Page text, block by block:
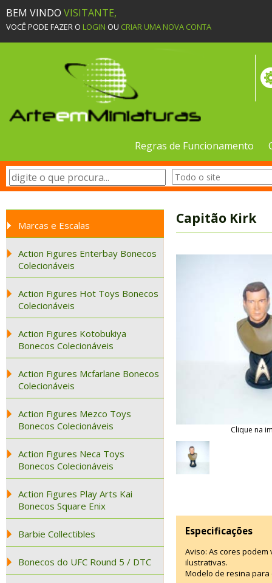
BEM VINDO VISITANTE,
VOCÊ PODE FAZER O LOGIN OU CRIAR UMA NOVA CONTA
Regras de Funcionamento
Marcas e Escalas
Action Figures Enterbay Bonecos
Colecionáveis
Action Figures Hot Toys Bonecos
Colecionáveis
Action Figures Kotobukiya
Bonecos Colecionáveis
Action Figures Mcfarlane Bonecos
Colecionáveis
Action Figures Mezco Toys
Bonecos Colecionáveis
Action Figures Neca Toys
Bonecos Colecionáveis
Action Figures Play Arts Kai
Bonecos Square Enix
Barbie Collectibles
Bonecos do UFC Round 5 / DTC
Capitão Kirk
Clique na
Especificações
Aviso: As cores
ilustrativas.
Modelo de resina